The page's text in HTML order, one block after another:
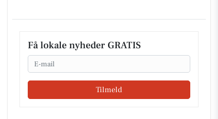
Få lokale nyheder GRATIS
Email
Tilmeld